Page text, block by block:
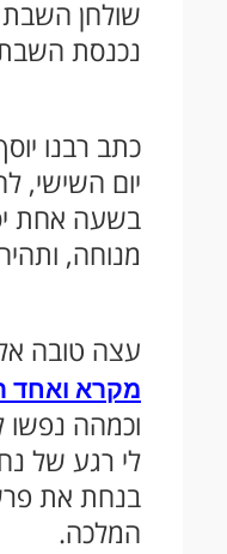
נכנסת
כתב רבנו
יום השישי,
בשעה אחת
מנוחה,
עצה טובה
מקרא ואחד
וכמהה
לי רגע של
בנחת את
המלכה.